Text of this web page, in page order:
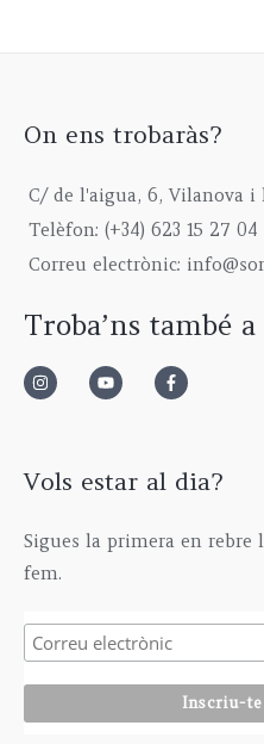
On ens trobaràs?
C/ de l'aigua, 6, Vilanova i
Telèfon: (+34) 623 15 27 04
Correu electrònic:
Troba’ns també
Vols estar al dia?
Sigues la primera en rebre
fem.